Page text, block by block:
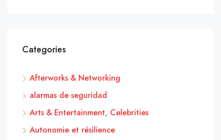
Categories
Afterworks & Networking
alarmas de seguridad
Arts & Entertainment, Celebrities
Autonomie et résilience